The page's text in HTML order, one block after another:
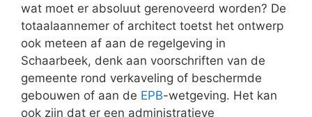
wat moet er absoluut gerenoveerd worden? De
totaalaannemer of architect toetst het ontwerp
ook meteen af aan de regelgeving in
Schaarbeek, denk aan voorschriften van de
gemeente rond verkaveling of beschermde
gebouwen of aan de EPB-wetgeving. Het kan
ook zijn dat er een administratieve